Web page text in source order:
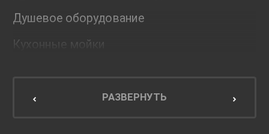
Душевое оборудование
Кухонные мойки
Мебель для кухниРАЗВЕРНУТЬ